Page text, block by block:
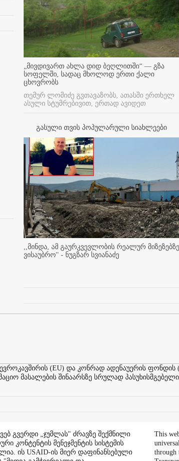
„მივდივართ ახლა დიდ ბეღლითში“ — გზა
სოფელში, სადაც მხოლოდ ერთი ქალი
ცხოვრობს
თემურ ლომიძე გვთავაზობს, ათასში ერთხელ
ასული სტუმრებივით, ერთად ავიდეთ
გასული თვის პოპულარული სიახლეები
,,მინდა, ამ გაურკვევლობის რეალურ მიზეზებზე
ვისაუბრო'' - ნუგზარ სვიანაძე
(EU) და კონრად ადენაუერის ფონდის
მასალების შინაარსზე სრულად
გვერდი „ჯუმლას" ძრავზე შექმნილი
კონტენტის მენეჯმენტის სისტემის
ის USAID-ის მიერ დაფინანსებული
This
through